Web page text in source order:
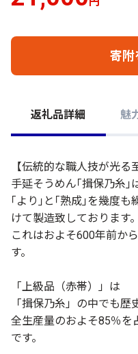
寄附
返礼品詳細 魅
【伝統的な職人技が光る
手延そうめん｢揖保乃糸｣
｢より｣と｢熟成｣を幾度
けて製造致しております。
これはおよそ600年前か
す。
「上級品（赤帯）」は
「揖保乃糸」の中でも歴
全生産量のおよそ85％を
です。